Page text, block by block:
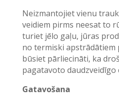
Neizmantojiet vienu
veidiem pirms neesat to
turiet jēlo gaļu, jūras
no termiski apstrādātiem
būsiet pārliecināti, ka
pagatavoto daudzveidīgo
Gatavošana